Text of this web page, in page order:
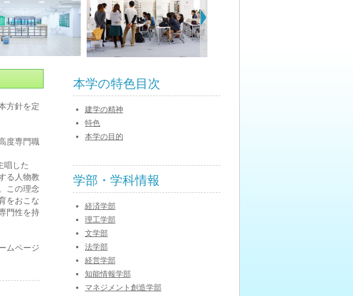
方針を定
度専門職
唱した
る人物教
この理念
をおこな
門性を持
ムページ
本学の特色目次
建学の精神
特色
本学の目的
学部・学科情報
経済学部
理工学部
文学部
法学部
経営学部
知能情報学部
マネジメント創造学部